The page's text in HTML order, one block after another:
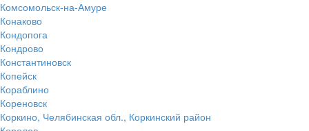
Комсомольск-на-Амуре
Конаково
Кондопога
Кондрово
Константиновск
Копейск
Кораблино
Кореновск
Коркино, Челябинская обл., Коркинский район